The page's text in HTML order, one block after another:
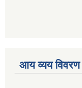
आय व्यय विवरण